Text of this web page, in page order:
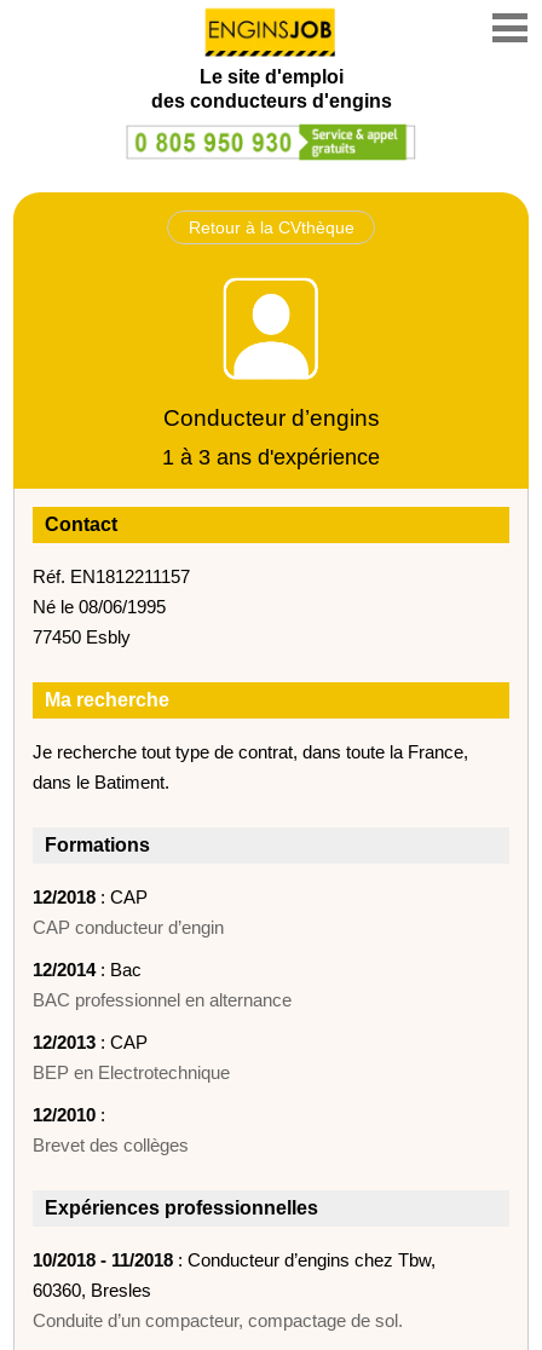
Le site d'emploi
des conducteurs d'engins
Retour à la CVthèque
Conducteur d’engins
1 à 3 ans d'expérience
Contact
Réf. EN1812211157
Né le 08/06/1995
77450 Esbly
Ma recherche
Je recherche tout type de contrat, dans toute la France,
dans le Batiment.
Formations
12/2018 : CAP
CAP conducteur d’engin
12/2014: Bac
BAC professionnel en alternance
12/2013 : CAP
BEP en Electrotechnique
12/2010 :
Brevet des collèges
Expériences professionnelles
10/2018 - 11/2018 : Conducteur d’engins chez Tbw,
60360, Bresles
Conduite d’un compacteur, compactage de sol.